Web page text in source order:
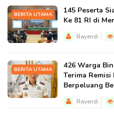
BERITA UTAMA
145 Peserta
Ke 81 RI di
Rayendi
BERITA UTAMA
426 Warga
Terima Remisi
Berpeluang
Rayendi